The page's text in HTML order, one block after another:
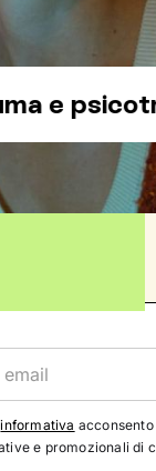
informativa
e promozionali di